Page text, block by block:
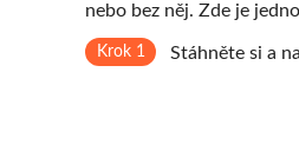
nebo bez něj. Zde je
Krok 1 Stáhněte si a